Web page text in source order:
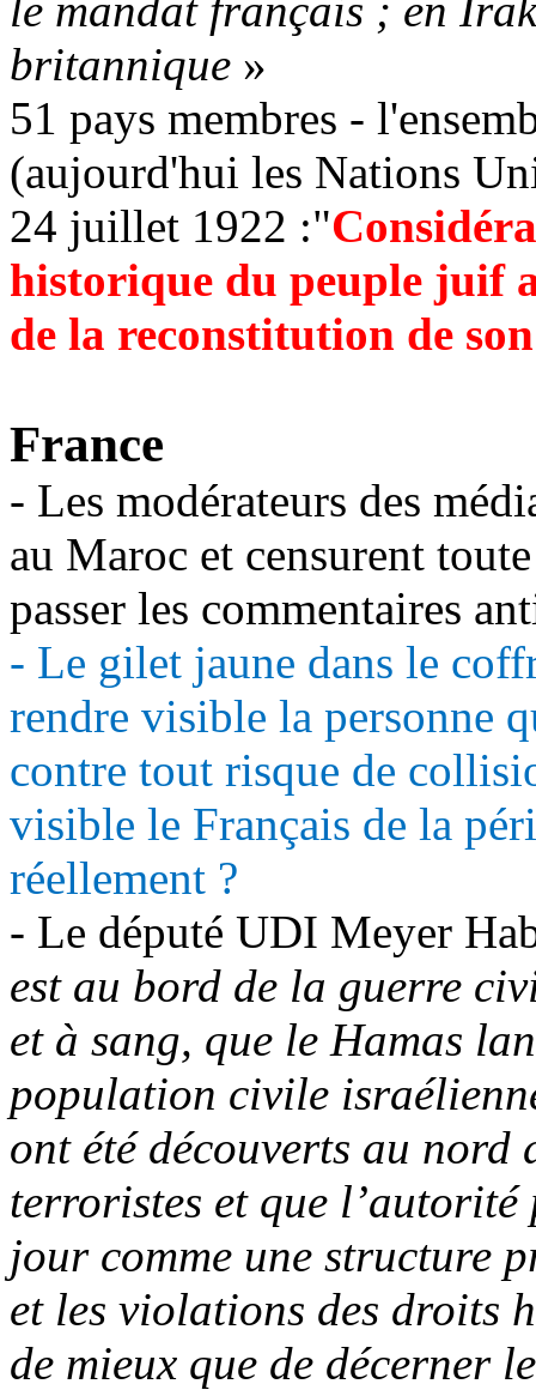
britannique »
51 pays membres -
(aujourd'hui les Nations
24 juillet 1922 :"
historique du peuple juif
de la reconstitution de
France
- Les modérateurs des
au Maroc et censurent
passer les commentaires
- Le gilet jaune dans le
rendre visible la personne
contre tout risque de
visible le Français de la
réellement ?
- Le député UDI Meyer
est au bord de la guerre
et à sang, que le Hamas
population civile
ont été découverts au nord
terroristes et que
jour comme une structure
et les violations des droits
de mieux que de décerner